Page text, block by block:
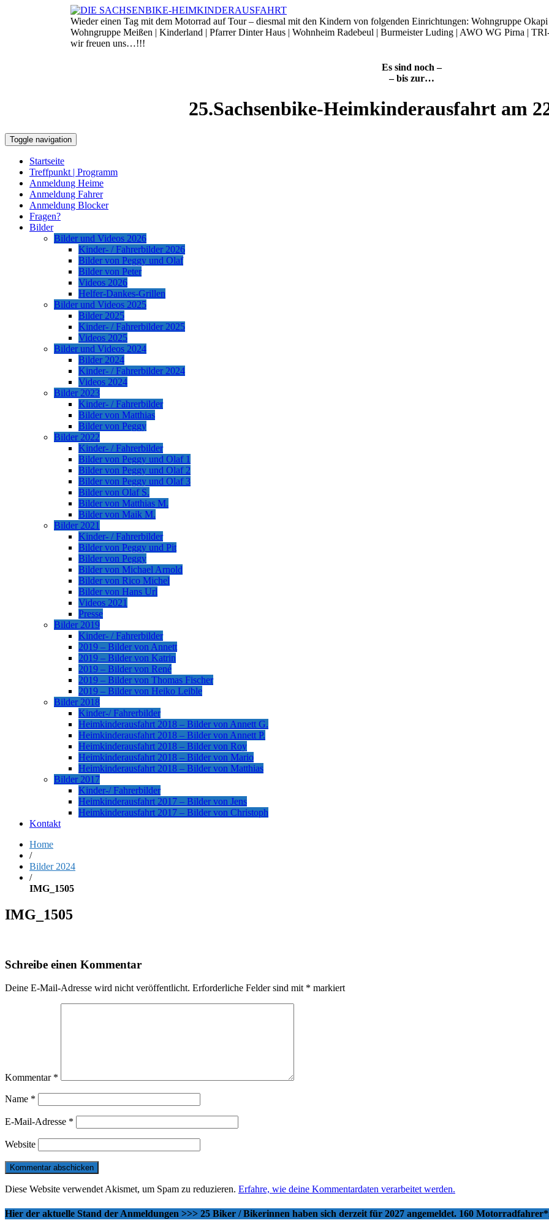
Wieder einen Tag mit dem Motorrad auf Tour – diesmal mit den Kindern von folgenden Einrichtungen: Wohngruppe
Wohngruppe Meißen | Kinderland | Pfarrer Dinter Haus | Wohnheim Radebeul | Burmeister Luding | AWO WG Pirna |
wir freuen uns…!!!
Es sind noch –
– bis zur…
25.Sachsenbike-Heimkinderausfahrt am
Toggle navigation
Startseite
Treffpunkt | Programm
Anmeldung Heime
Anmeldung Fahrer
Anmeldung Blocker
Fragen?
Bilder
Bilder und Videos 2026
Kinder- / Fahrerbilder 2026
Bilder von Peggy und Olaf
Bilder von Peter
Videos 2026
Helfer-Dankes-Grillen
Bilder und Videos 2025
Bilder 2025
Kinder- / Fahrerbilder 2025
Videos 2025
Bilder und Videos 2024
Bilder 2024
Kinder- / Fahrerbilder 2024
Videos 2024
Bilder 2023
Kinder- / Fahrerbilder
Bilder von Matthias
Bilder von Peggy
Bilder 2022
Kinder- / Fahrerbilder
Bilder von Peggy und Olaf 1
Bilder von Peggy und Olaf 2
Bilder von Peggy und Olaf 3
Bilder von Olaf S.
Bilder von Matthias M.
Bilder von Maik M.
Bilder 2021
Kinder- / Fahrerbilder
Bilder von Peggy und Pit
Bilder von Peggy
Bilder von Michael Arnold
Bilder von Rico Michel
Bilder von Hans Url
Videos 2021
Presse
Bilder 2019
Kinder- / Fahrerbilder
2019 – Bilder von Annett
2019 – Bilder von Katrin
2019 – Bilder von René
2019 – Bilder von Thomas Fischer
2019 – Bilder von Heiko Leible
Bilder 2018
Kinder-/ Fahrerbilder
Heimkinderausfahrt 2018 – Bilder von Annett G.
Heimkinderausfahrt 2018 – Bilder von Annett P.
Heimkinderausfahrt 2018 – Bilder von Roy
Heimkinderausfahrt 2018 – Bilder von Mario
Heimkinderausfahrt 2018 – Bilder von Matthias
Bilder 2017
Kinder-/ Fahrerbilder
Heimkinderausfahrt 2017 – Bilder von Jens
Heimkinderausfahrt 2017 – Bilder von Christoph
Kontakt
Home
/
Bilder 2024
/
IMG_1505
IMG_1505
Schreibe einen Kommentar
Deine E-Mail-Adresse wird nicht veröffentlicht. Erforderliche Felder sind mit * markiert
Kommentar *
Name *
E-Mail-Adresse *
Website
Diese Website verwendet Akismet, um Spam zu reduzieren. Erfahre, wie deine Kommentardaten verarbeitet werden.
Hier der aktuelle Stand der Anmeldungen >>> 25 Biker / Bikerinnen haben sich derzeit für 2027 angemeldet. 160